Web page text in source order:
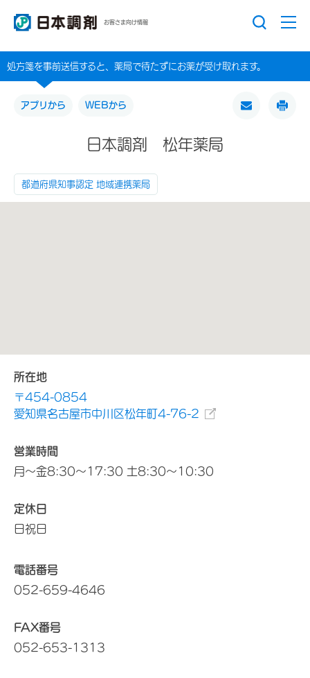
お客さま向け情報
処方箋を事前送信すると、薬局で待たずにお薬が受け取れます。
アプリから WEBから
日本調剤 松年薬局
都道府県知事認定 地域連携薬局
所在地
〒454-0854
愛知県名古屋市中川区松年町4-76-2
営業時間
月～金8:30～17:30 土8:30～10:30
定休日
日祝日
電話番号
052-659-4646
FAX番号
052-653-1313